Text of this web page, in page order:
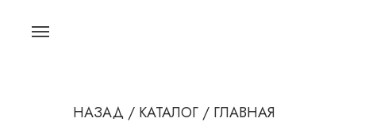
НАЗАД / КАТАЛОГ / ГЛАВНАЯ